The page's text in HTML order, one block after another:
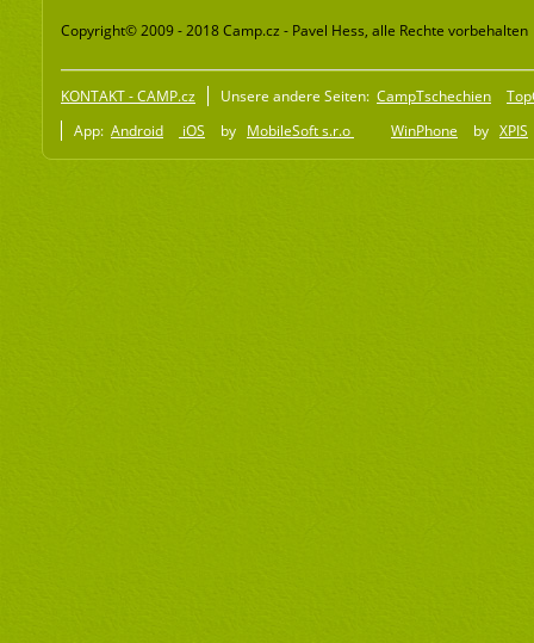
Copyright© 2009 - 2018 Camp.cz - Pavel Hess, alle Rechte vorbehalten
KONTAKT - CAMP.cz Unsere andere Seiten: CampTschechien
App: Android iOS by MobileSoft s.r.o WinPhone by XPIS